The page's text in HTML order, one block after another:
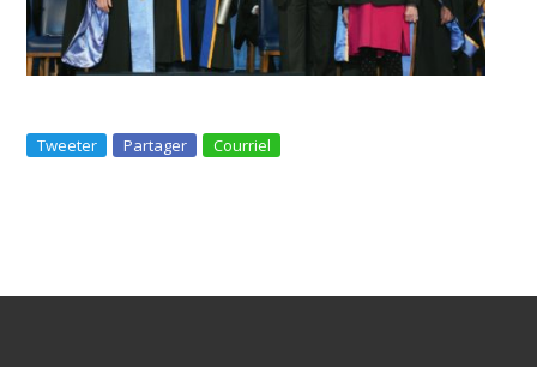
Tweeter Partager Courriel